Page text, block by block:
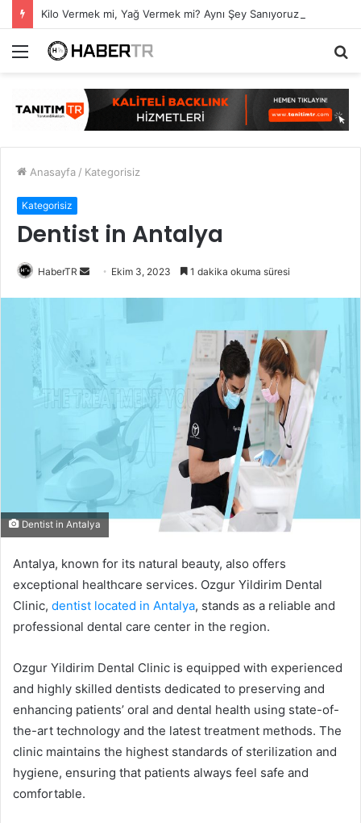
Menü
Anasayfa / Kategorisiz
Kategorisiz
Dentist in Antalya
HaberTR
Bir
Ekim 3, 2023 1 dakika okuma süresi
Dentist in Antalya
Antalya, known for its natural beauty, also offers
exceptional healthcare services. Ozgur Yildirim Dental
Clinic, dentist located in Antalya, stands as a reliable and
professional dental care center in the region.
Ozgur Yildirim Dental Clinic is equipped with experienced
and highly skilled dentists dedicated to preserving and
enhancing patients’ oral and dental health using state-of-
the-art technology and the latest treatment methods. The
clinic maintains the highest standards of sterilization and
hygiene, ensuring that patients always feel safe and
comfortable.